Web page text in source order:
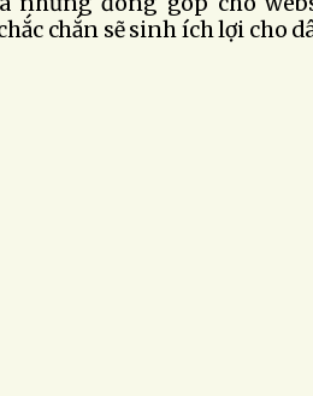
chắn sẽ sinh ích lợi cho